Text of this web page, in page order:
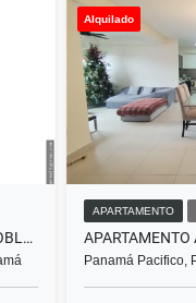
EXCLUSIVO-ALQUILER CASA AMOBLADA O LB EN PH NATIVA - PANAMÁ PACIFICO
Alquilado
APARTAMENTO
Panamá Pacifico,